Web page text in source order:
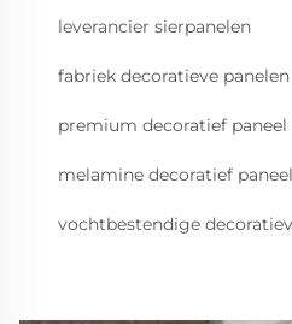
leverancier sierpanelen
fabriek decoratieve panelen
premium decoratief paneel
melamine decoratief paneel
vochtbestendige